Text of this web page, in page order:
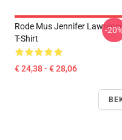
Rode Mus Jennifer Lawrence
T-Shirt
€ 24,38 - € 28,06
-